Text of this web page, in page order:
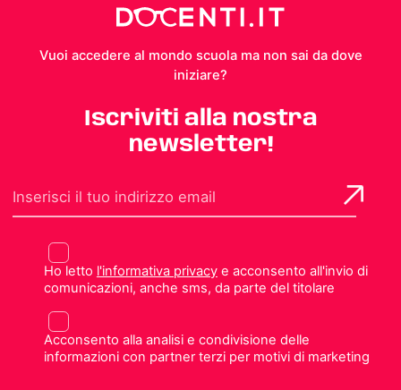
Vuoi accedere al mondo scuola ma non sai da dove
iniziare?
Iscriviti alla nostra
newsletter!
Ho letto l'informativa privacye acconsento all'invio di
comunicazioni, anche sms, da parte del titolare
Acconsento alla analisi e condivisione delle
informazioni con partner terzi per motivi di marketing